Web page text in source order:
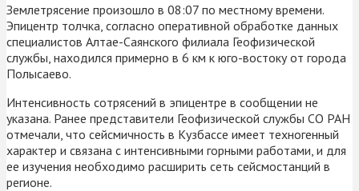
Землетрясение произошло в 08:07 по местному времени.
Эпицентр толчка, согласно оперативной обработке данных
специалистов Алтае-Саянского филиала Геофизической
службы, находился примерно в 6 км к юго-востоку от города
Полысаево.
Интенсивность сотрясений в эпицентре в сообщении не
указана. Ранее представители Геофизической службы СО РАН
отмечали, что сейсмичность в Кузбассе имеет техногенный
характер и связана с интенсивными горными работами, и для
ее изучения необходимо расширить сеть сейсмостанций в
регионе.